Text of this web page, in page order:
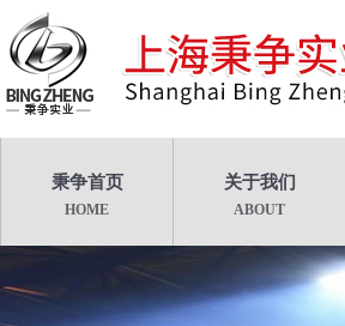
秉争首页
HOME
关于我们
ABOUT